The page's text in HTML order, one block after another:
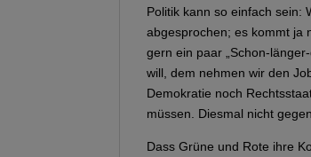
Politik kann so einfach sein:
abgesprochen; es kommt ja
gern ein paar „Schon-
will, dem nehmen wir den
Demokratie noch
müssen. Diesmal nicht
Dass Grüne und Rote ihre